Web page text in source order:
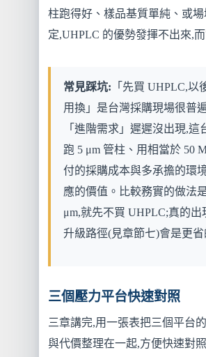
柱跑得好、樣品基質單純、或
定,UHPLC 的優勢發揮不出來,
常見踩坑: 「先買 UHPLC,
用換」是台灣採購現場很普
「進階需求」遲遲沒出現,
跑 5 μm 管柱、用相當於 50
付的採購成本與多承擔的環
應的價值。比較務實的做法
μm,就先不買 UHPLC;真的
升級路徑(見章節七)會是更省
三個壓力平台快速對照
三章講完,用一張表把三個平台
與代價整理在一起,方便快速對